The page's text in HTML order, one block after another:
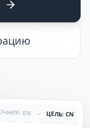
EN → ЦЕЛЬ: CN